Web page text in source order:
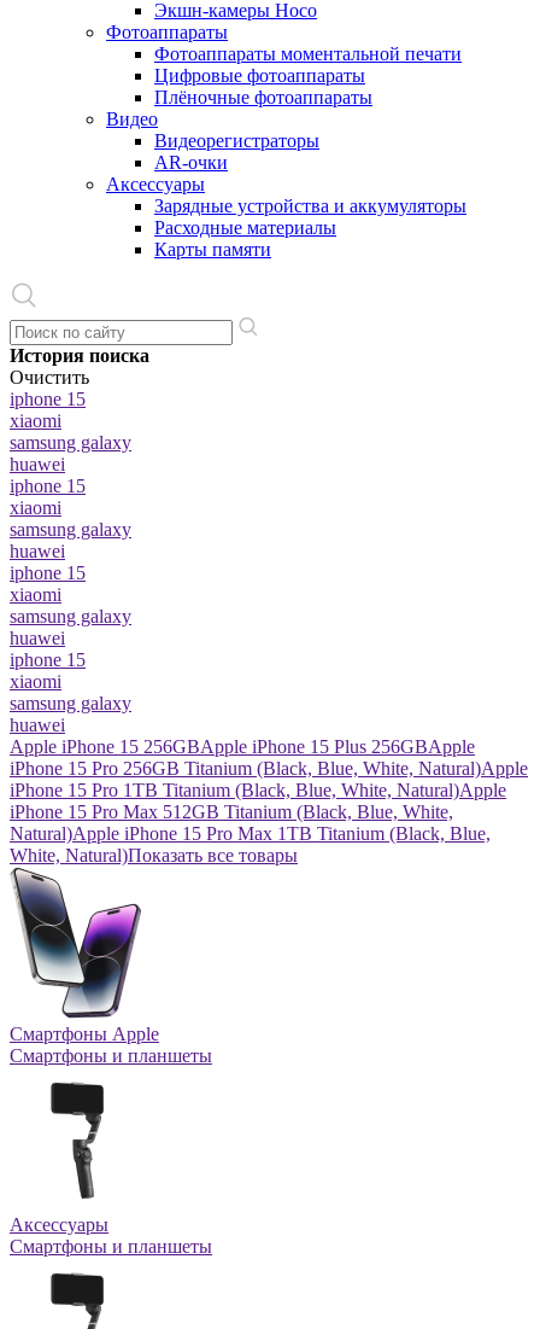
Экшн-камеры Hoco
Фотоаппараты
Фотоаппараты моментальной печати
Цифровые фотоаппараты
Плёночные фотоаппараты
Видео
Видеорегистраторы
AR-очки
Аксессуары
Зарядные устройства и аккумуляторы
Расходные материалы
Карты памяти
История поиска
Очистить
iphone 15
xiaomi
samsung galaxy
huawei
iphone 15
xiaomi
samsung galaxy
huawei
iphone 15
xiaomi
samsung galaxy
huawei
iphone 15
xiaomi
samsung galaxy
huawei
Apple iPhone 15 256GBApple iPhone 15 Plus 256GBApple
iPhone 15 Pro 256GB Titanium (Black, Blue, White, Natural)Apple
iPhone 15 Pro 1TB Titanium (Black, Blue, White, Natural)Apple
iPhone 15 Pro Max 512GB Titanium (Black, Blue, White,
Natural)Apple iPhone 15 Pro Max 1TB Titanium (Black, Blue,
White, Natural)Показать все товары
Смартфоны Apple
Смартфоны и планшеты
Аксессуары
Смартфоны и планшеты